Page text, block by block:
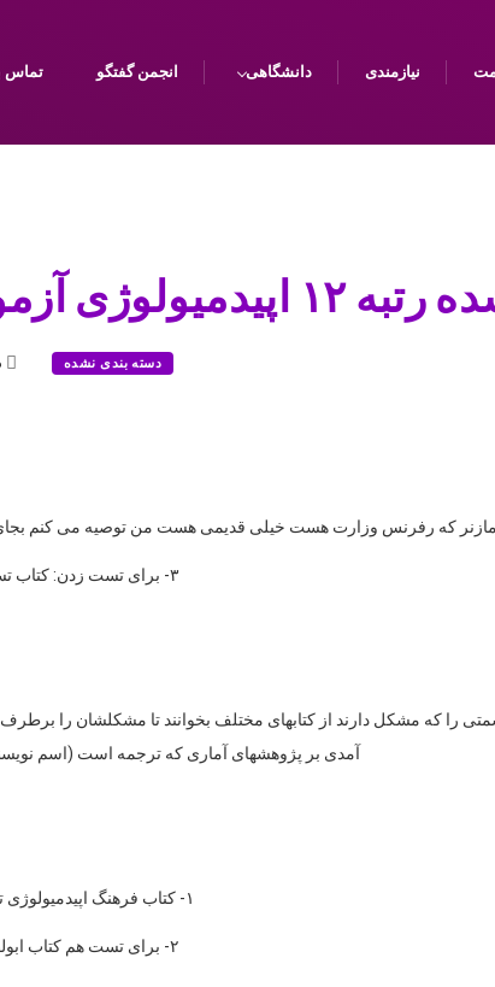
نیازمندی دانشگاهی انجمن گفتگو تماس
آزمون ارشد ۹۱-۹۰
دسته بندی نشده
۳- برای تست زدن: کتاب تست کاظم خلجی که در ۱۳۸۵ منشتر شده- سری تستهای دیباگران
را که مشکل دارند از کتابهای مختلف بخوانند تا مشکلشان را برطرف
آمدی بر پژوهشهای آماری که ترجمه است (اسم
۱- کتاب فرهنگ اپیدمیولوژی تالیف دکتر کیومرث ناصری ۱۳۸۹- این کتاب را خیلی دقیق بخوانید
۲- برای تست هم کتاب ابولفضل بیگی و بیژن مقیمی کتاب فوق العاده ای هست. حتما بخوانید